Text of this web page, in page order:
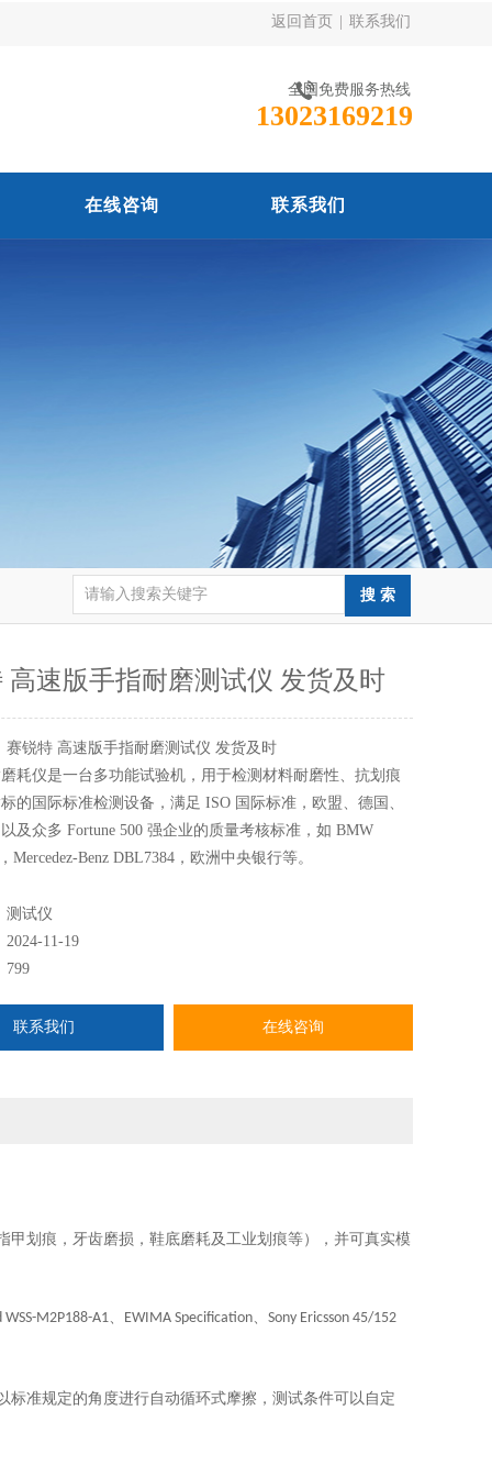
返回首页 联系我们
全国免费服务热线
13023169219
在线咨询 联系我们
高速版手指耐磨测试仪 发货及时
赛锐特 高速版手指耐磨测试仪 发货及时
耗仪是一台多功能试验机，用于检测材料耐磨性、抗划痕
的国际标准检测设备，满足 ISO 国际标准，欧盟、德国、
及众多 Fortune 500 强企业的质量考核标准，如 BMW
Mercedez-Benz DBL7384，欧洲中央银行等。
测试仪
2024-11-19
799
联系我们 在线咨询
甲划痕，牙齿磨损，鞋底磨耗及工业划痕等），并可真实模
WSS-M2P188-A1、 EWIMA Specification、 Sony Ericsson 45/152
标准规定的角度进行自动循环式摩擦，测试条件可以自定